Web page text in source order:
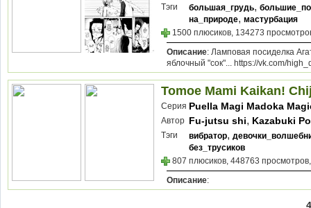
Тэги большая_грудь,
на_природе, мастурбация
1500 плюсиков, 134273
Описание: Ламповая посиделка
яблочный "сок"... https://vk.com/
Tomoe Mami Kaikan!
Серия Puella Magi Madoka
Автор Fu-jutsu shi, Kazabuki
Тэги вибратор,
без_трусиков
807 плюсиков, 448763
Описание: